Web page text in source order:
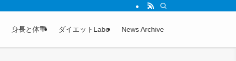
身長と体重 ダイエットLabo News Archive